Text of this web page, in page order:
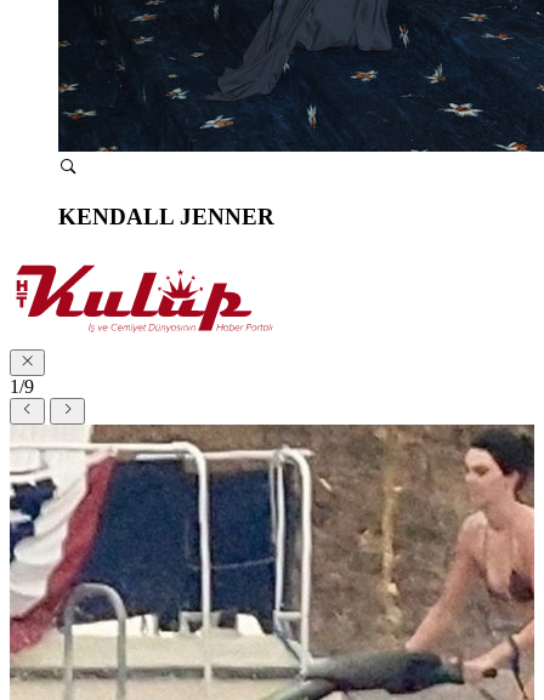
KENDALL JENNER
1/9